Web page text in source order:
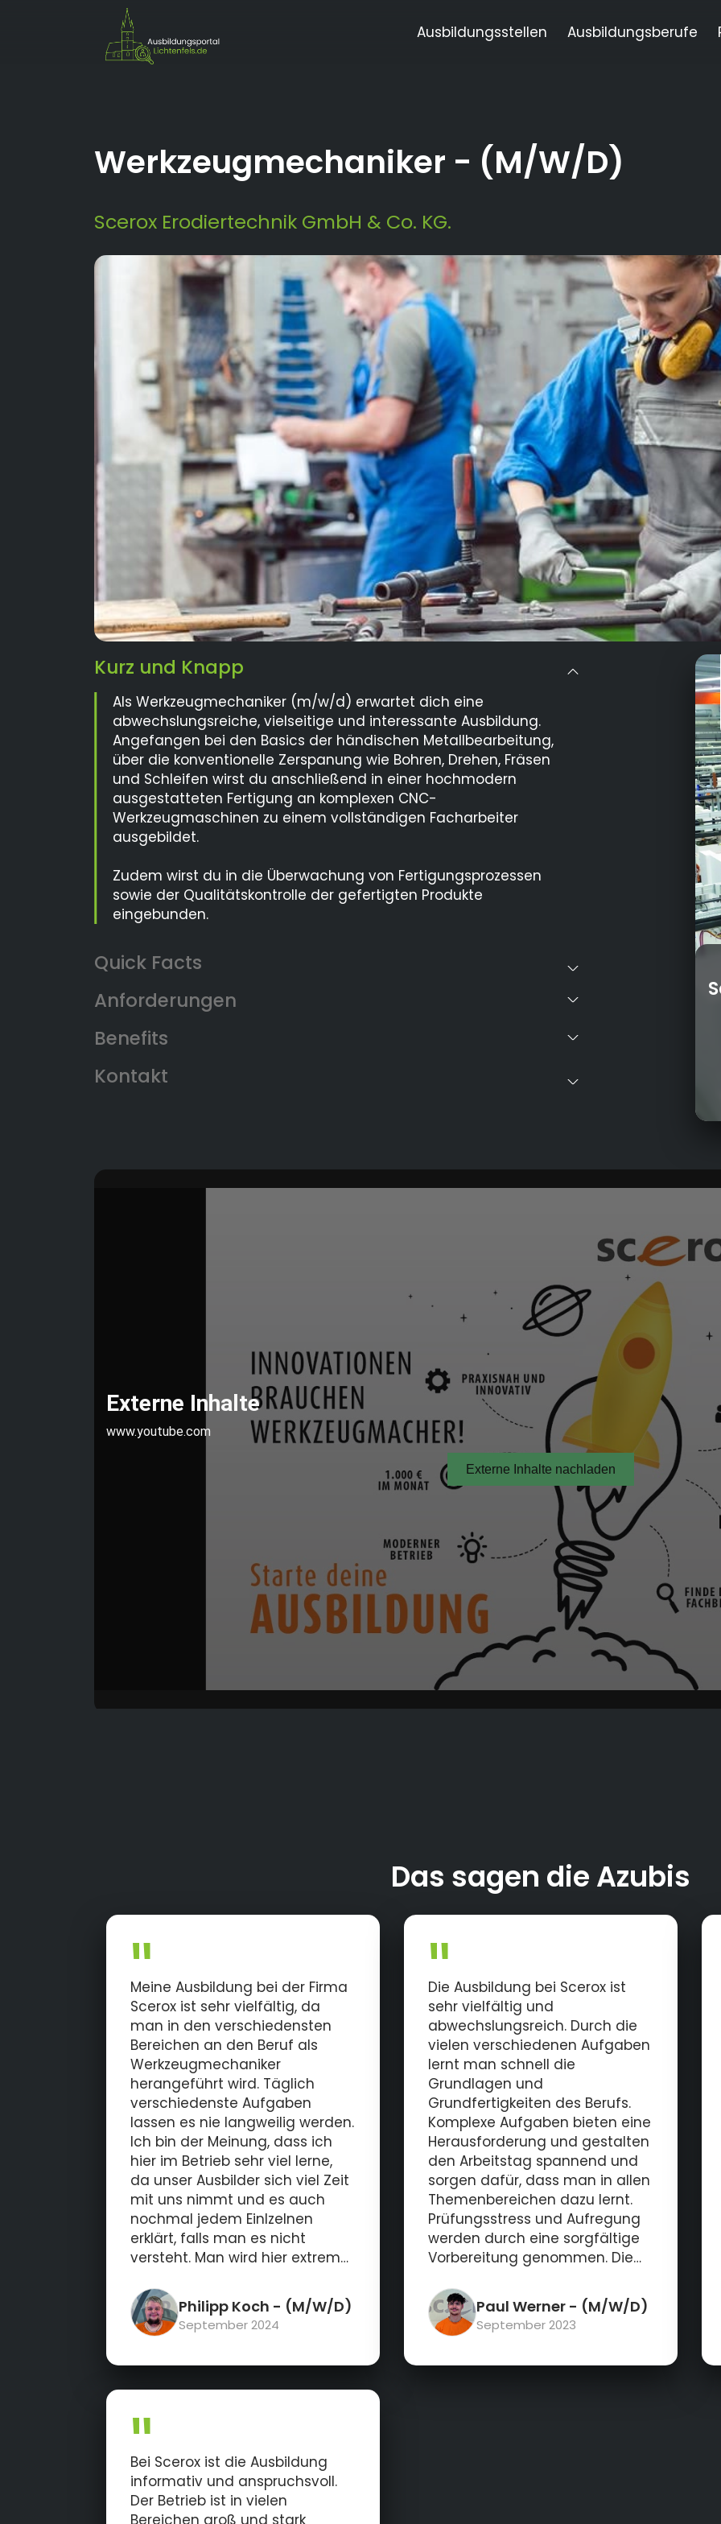
Ausbildungsstellen Ausbildungsberufe
Werkzeugmechaniker - (M/W/D)
Scerox Erodiertechnik GmbH & Co. KG.
Kurz und Knapp
Als Werkzeugmechaniker (m/w/d) erwartet dich eine
abwechslungsreiche, vielseitige und interessante Ausbildung.
Angefangen bei den Basics der händischen Metallbearbeitung,
über die konventionelle Zerspanung wie Bohren, Drehen, Fräsen
und Schleifen wirst du anschließend in einer hochmodern
ausgestatteten Fertigung an komplexen CNC-
Werkzeugmaschinen zu einem vollständigen Facharbeiter
ausgebildet.
Zudem wirst du in die Überwachung von Fertigungsprozessen
sowie der Qualitätskontrolle der gefertigten Produkte
eingebunden.
Anforderungen
Benefits
Das sagen die Azubis
Meine Ausbildung bei der Firma
Scerox ist sehr vielfältig, da
man in den verschiedensten
Bereichen an den Beruf als
Werkzeugmechaniker
herangeführt wird. Täglich
verschiedenste Aufgaben
lassen es nie langweilig werden.
Ich bin der Meinung, dass ich
hier im Betrieb sehr viel lerne,
da unser Ausbilder sich viel Zeit
mit uns nimmt und es auch
nochmal jedem Einlzelnen
erklärt, falls man es nicht
versteht. Man wird hier extrem
Außerdem sind alle Mitarbeiter
immer höflich und nett.
Philipp Koch - (M/W/D)
September 2024
Die Ausbildung bei Scerox ist
sehr vielfältig und
abwechslungsreich. Durch die
vielen verschiedenen Aufgaben
lernt man schnell die
Grundlagen und
Grundfertigkeiten des Berufs.
Komplexe Aufgaben bieten eine
Herausforderung und gestalten
den Arbeitstag spannend und
sorgen dafür, dass man in allen
Themenbereichen dazu lernt.
Prüfungsstress und Aufregung
werden durch eine sorgfältige
Vorbereitung genommen. Die
es gibt eine gute
Pausenversorgung.
Paul Werner- (M/W/D)
September 2023
Bei Scerox ist die Ausbildung
informativ und anspruchsvoll.
Der Betrieb ist in vielen
Bereichen groß und stark